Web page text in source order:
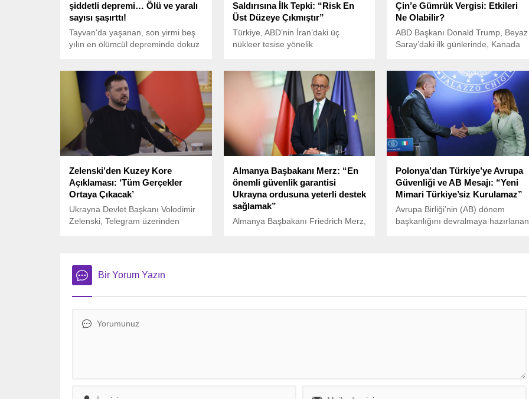
şiddetli depremi… Ölü ve yaralı
sayısı şaşırttı!
Tayvan'da yaşanan, son yirmi beş
yılın en ölümcül depreminde dokuz
enkazında mahsur kalan 77 kişiyi
kurtarmak için çalışıyor. Büyüklüğü
7.2 olan deprem, doğudaki Hualien
ilçesi kıyısının açıklarında meydana
geldi ve yerel saatle sabah 8
sularında tüm bölgede hissedildi.
Saldırısına İlk Tepki: “Risk En
Üst Düzeye Çıkmıştır”
Türkiye, ABD’nin İran’daki üç
nükleer tesise yönelik
aracılığıyla verdi.
Çin’e Gümrük Vergisi: Etkileri
Ne Olabilir?
ABD Başkanı Donald Trump, Beyaz
Saray’daki ilk günlerinde, Kanada
uygulanacağını açıkladı.
Zelenski’den Kuzey Kore
Açıklaması: ‘Tüm Gerçekler
Ortaya Çıkacak’
Ukrayna Devlet Başkanı Volodimir
Zelenski, Telegram üzerinden
yürüttüğü soruşturma sürecine
ilişkin yeni bilgiler paylaştı.
Almanya Başbakanı Merz: “En
önemli güvenlik garantisi
Ukrayna ordusuna yeterli destek
sağlamak”
Almanya Başbakanı Friedrich Merz,
Polonya’dan Türkiye’ye Avrupa
Güvenliği ve AB Mesajı: “Yeni
Mimari Türkiye’siz Kurulamaz”
Avrupa Birliği’nin (AB) dönem
başkanlığını devralmaya hazırlanan
Bir Yorum Yazın